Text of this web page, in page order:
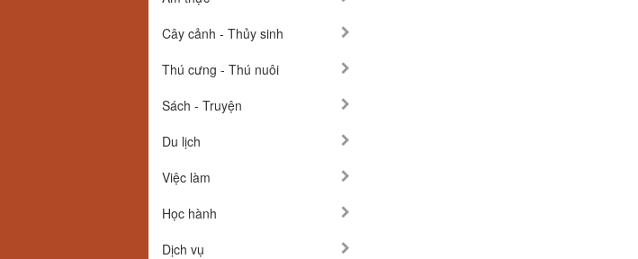
Cây cảnh - Thủy sinh
Thú cưng - Thú nuôi
Sách - Truyện
Du lịch
Việc làm
Học hành
Dịch vụ